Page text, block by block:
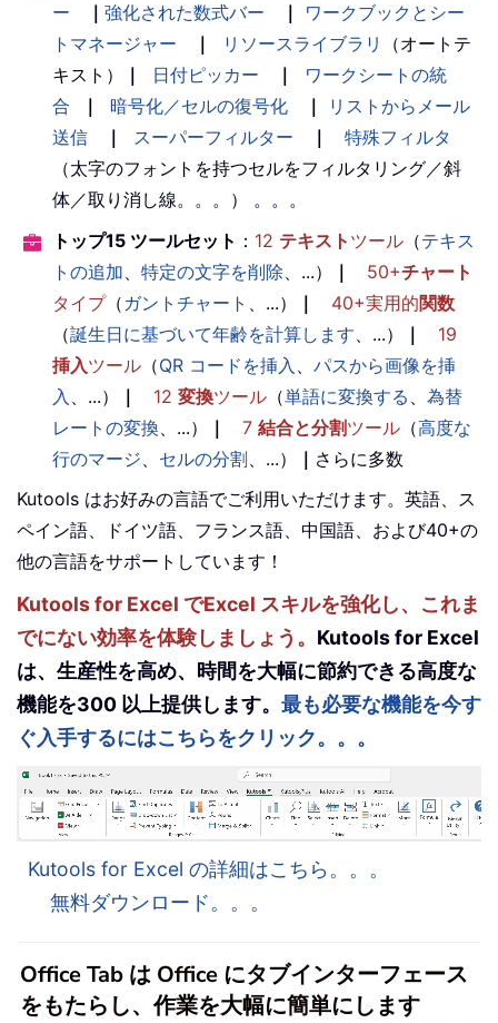
ー
｜ 強化された数式バー ｜
ワークブックとシー
トマネージャー
｜ リソースライブラリ
（オートテ
キスト）
｜ 日付ピッカー ｜
ワークシートの統
合
｜ 暗号化／セルの復号化 ｜
リストからメール
送信
｜ スーパーフィルター ｜
特殊フィルタ
（太字のフォントを持つセルをフィルタリング／斜
体／取り消し線。。。） 。。。
トップ15 ツールセット ： 12 テキスト ツール （テキス
トの追加、 特定の文字を削除、...） ｜ 50+チャート
タイプ（ ガントチャート 、...） ｜ 40+実用的関数
（誕生日に基づいて年齢を計算します、...） ｜
19
挿入ツール （QR コードを挿入 、 パスから画像を挿
入 、...） ｜ 12 変換ツール （単語に変換する 、 為替
レートの変換、...） ｜ 7 結合と分割ツール （高度な
行のマージ、 セルの分割、...） ｜ さらに多数
Kutools はお好みの言語でご利用いただけます。英語、ス
ペイン語、ドイツ語、フランス語、中国語、および40+の
他の言語をサポートしています！
Kutools for Excel でExcel スキルを強化し、これま
でにない効率を体験しましょう。 Kutools for Excel
は、生産性を高め、時間を大幅に節約できる高度な
機能を300 以上提供します。 最も必要な機能を今す
ぐ入手するにはこちらをクリック。。。
Kutools for Excel の詳細はこちら。。。
無料ダウンロード。。。
Office Tab は Office にタブインターフェース
をもたらし、作業を大幅に簡単にします